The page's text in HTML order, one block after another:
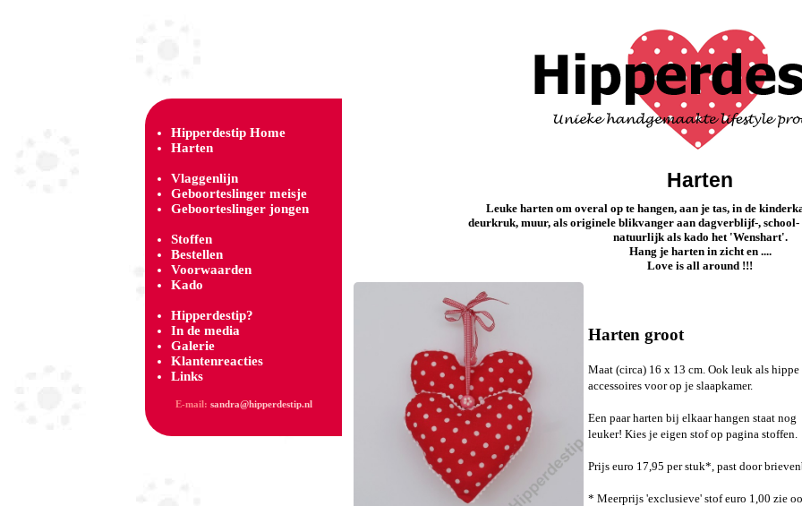
Hipperdestip Home
Harten
Vlaggenlijn
Geboorteslinger meisje
Geboorteslinger jongen
Stoffen
Bestellen
Voorwaarden
Kado
Hipperdestip?
In de media
Galerie
Klantenreacties
Links
E-mail: sandra@hipperdestip.nl
Harten
Leuke harten om overal op te hangen, aan je tas, in de
deurkruk, muur, als originele blikvanger aan dagverblijf-, school-
natuurlijk als kado het 'Wenshart'.
Hang je harten in zicht en ....
Love is all around !!!
Harten groot
Maat (circa) 16 x 13 cm. Ook leuk als hippe
accessoires voor op je slaapkamer.
Een paar harten bij elkaar hangen staat nog
leuker! Kies je eigen stof op pagina stoffen.
Prijs euro 17,95 per stuk*, past door
* Meerprijs 'exclusieve' stof euro 1,00 zie